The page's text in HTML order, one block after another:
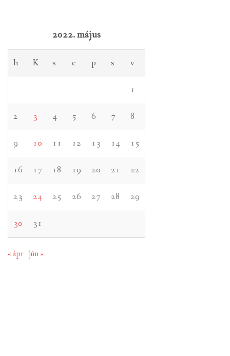
2022. május
h K s c p s v
1
2 3 4 5 6 7 8
9 10 11 12 13 14 15
16 17 18 19 20 21 22
23 24 25 26 27 28 29
30 31
« ápr jún »